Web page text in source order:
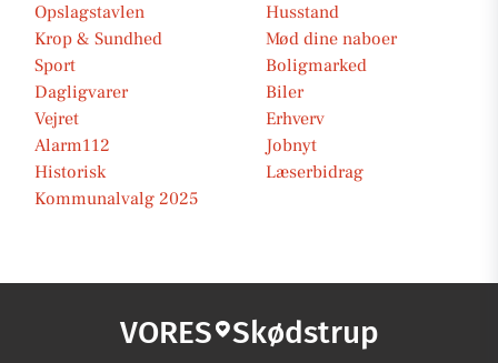
Opslagstavlen
Husstand
Krop & Sundhed
Mød dine naboer
Sport
Boligmarked
Dagligvarer
Biler
Vejret
Erhverv
Alarm112
Jobnyt
Historisk
Læserbidrag
Kommunalvalg 2025
VORES Skødstrup